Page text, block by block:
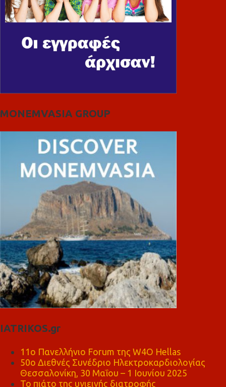
MONEMVASIA GROUP
IATRIKOS.gr
11ο Πανελλήνιο Forum της W4O Hellas
50ο Διεθνές Συνέδριο Ηλεκτροκαρδιολογίας
Θεσσαλονίκη, 30 Μαΐου – 1 Ιουνίου 2025
Το πιάτο της υγιεινής διατροφής